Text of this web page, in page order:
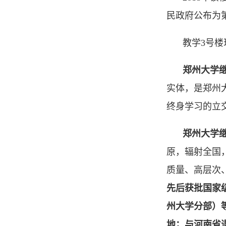
民政府公布为
教学3号
郑州大学
实体，是郑州
终身学习的立
郑州大学
原，辐射全国
质量、高层次
先后获批国家
州大学分部）